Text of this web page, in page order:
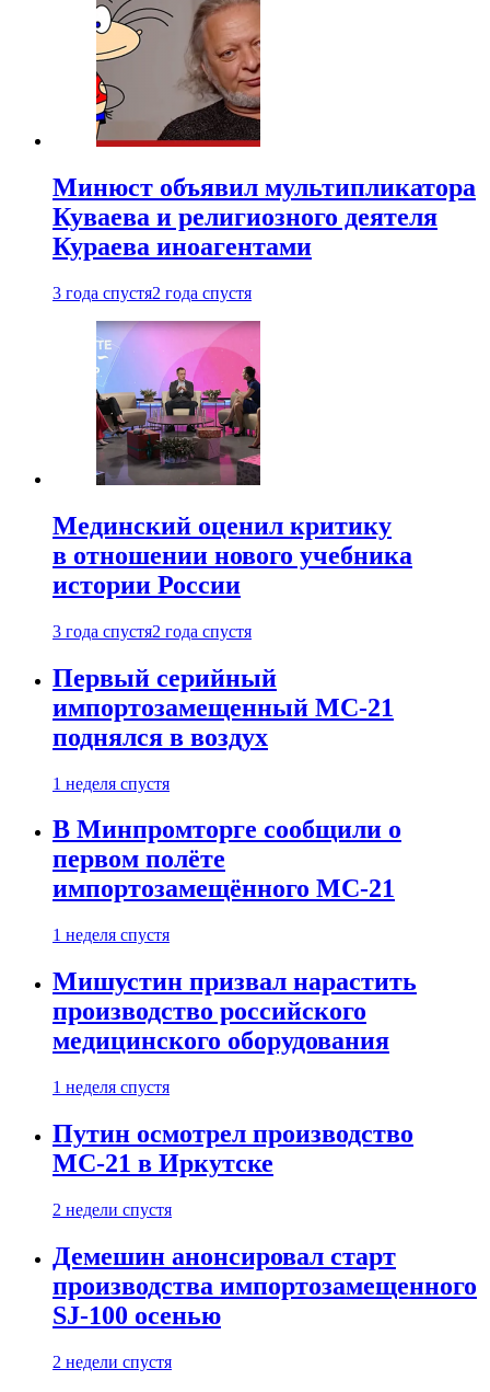
Минюст объявил мультипликатора
Куваева и религиозного деятеля
Кураева иноагентами
3 года спустя2 года спустя
Мединский оценил критику
в отношении нового учебника
истории России
3 года спустя2 года спустя
Первый серийный
импортозамещенный МС-21
поднялся в воздух
1 неделя спустя
В Минпромторге сообщили о
первом полёте
импортозамещённого МС-21
1 неделя спустя
Мишустин призвал нарастить
производство российского
медицинского оборудования
1 неделя спустя
Путин осмотрел производство
МС-21 в Иркутске
2 недели спустя
Демешин анонсировал старт
производства импортозамещенного
SJ-100 осенью
2 недели спустя